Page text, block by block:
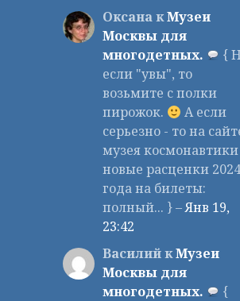
Оксана кМузеи
Москвы для
многодетных.
{
если "увы", то
возьмите с полки
пирожок.
А если
серьезно - то на
музея космонавтики
новые расценки
года на билеты:
полный... } –Янв 19,
23:42
Василий кМузеи
Москвы для
многодетных.
{